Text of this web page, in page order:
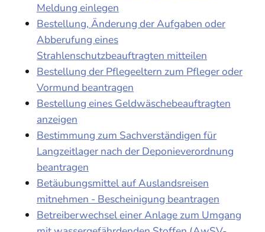
Meldung einlegen
Bestellung, Änderung der Aufgaben oder
Abberufung eines
Strahlenschutzbeauftragten mitteilen
Bestellung der Pflegeeltern zum Pfleger oder
Vormund beantragen
Bestellung eines Geldwäschebeauftragten
anzeigen
Bestimmung zum Sachverständigen für
Langzeitlager nach der Deponieverordnung
beantragen
Betäubungsmittel auf Auslandsreisen
mitnehmen - Bescheinigung beantragen
Betreiberwechsel einer Anlage zum Umgang